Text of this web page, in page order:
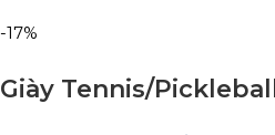
-17%
Giày Tennis/